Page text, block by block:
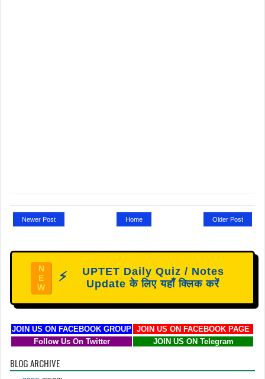
Newer Post Older Post
Home
N
E
W
⚡
UPTET Daily Quiz / Notes
Update के लिए यहाँ क्लिक करें
JOIN US ON FACEBOOK GROUP
JOIN US ON FACEBOOK PAGE
Follow Us On Twitter
JOIN US ON Telegram
BLOG ARCHIVE